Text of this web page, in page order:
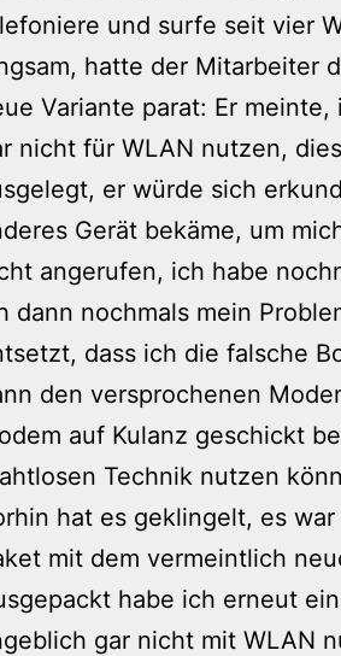
und surfe seit vier
hatte der Mitarbeiter
Variante parat: Er
nicht für WLAN nutzen,
er würde sich
Gerät bekäme, um
angerufen, ich habe
dann nochmals mein
dass ich die falsche
den versprochenen
auf Kulanz geschickt
Technik nutzen
hat es geklingelt, es
mit dem vermeintlich
habe ich erneut
gar nicht mit WLAN